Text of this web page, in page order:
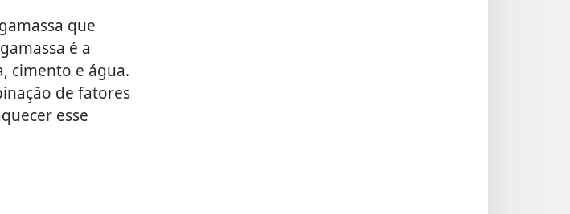
que
é a
cimento e água.
de fatores
esse